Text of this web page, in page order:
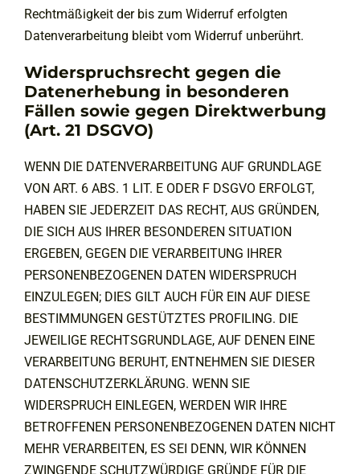
Rechtmäßigkeit der bis zum Widerruf erfolgten
Datenverarbeitung bleibt vom Widerruf unberührt.
Widerspruchsrecht gegen die
Datenerhebung in besonderen
Fällen sowie gegen Direktwerbung
(Art. 21 DSGVO)
WENN DIE DATENVERARBEITUNG AUF GRUNDLAGE
VON ART. 6 ABS. 1 LIT. E ODER F DSGVO ERFOLGT,
HABEN SIE JEDERZEIT DAS RECHT, AUS GRÜNDEN,
DIE SICH AUS IHRER BESONDEREN SITUATION
ERGEBEN, GEGEN DIE VERARBEITUNG IHRER
PERSONENBEZOGENEN DATEN WIDERSPRUCH
EINZULEGEN; DIES GILT AUCH FÜR EIN AUF DIESE
BESTIMMUNGEN GESTÜTZTES PROFILING. DIE
JEWEILIGE RECHTSGRUNDLAGE, AUF DENEN EINE
VERARBEITUNG BERUHT, ENTNEHMEN SIE DIESER
DATENSCHUTZERKLÄRUNG. WENN SIE
WIDERSPRUCH EINLEGEN, WERDEN WIR IHRE
BETROFFENEN PERSONENBEZOGENEN DATEN NICHT
MEHR VERARBEITEN, ES SEI DENN, WIR KÖNNEN
ZWINGENDE SCHUTZWÜRDIGE GRÜNDE FÜR DIE